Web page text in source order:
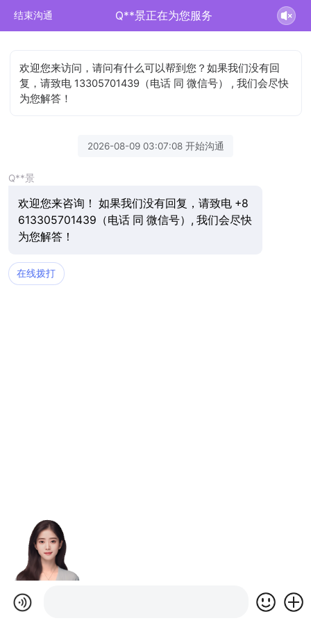
结束沟通 Q**景正在为您服务
欢迎您来访问，请问有什么可以帮到您？如果我们没有回
复，请致电 13305701439（电话 同 微信号） , 我们会尽快
为您解答！
2026-08-09 03:07:08 开始沟通
Q**景
欢迎您来咨询！ 如果我们没有回复，请致电 +8
613305701439（电话 同 微信号）, 我们会尽快
为您解答！
在线拨打